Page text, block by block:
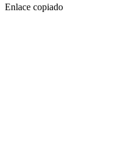
Enlace copiado